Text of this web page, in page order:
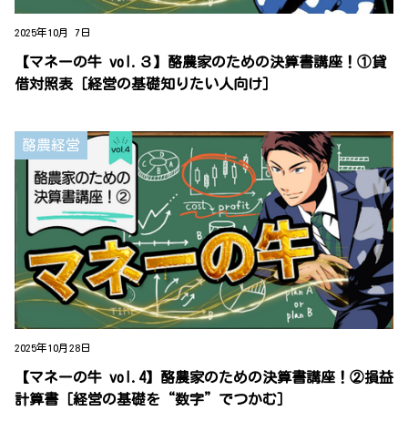
2025年10月 7日
【マネーの牛 vol.３】酪農家のための決算書講座！①貸
借対照表［経営の基礎知りたい人向け］
酪農経営
2025年10月28日
【マネーの牛 vol.4】酪農家のための決算書講座！②損益
計算書［経営の基礎を“数字”でつかむ］